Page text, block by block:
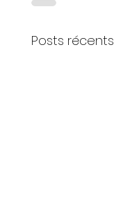
Posts récents